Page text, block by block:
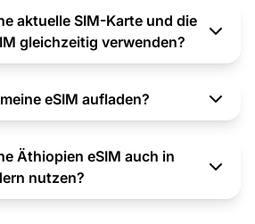
aktuelle SIM-Karte und die
gleichzeitig verwenden?
eSIM aufladen?
Äthiopien eSIM auch in
nutzen?